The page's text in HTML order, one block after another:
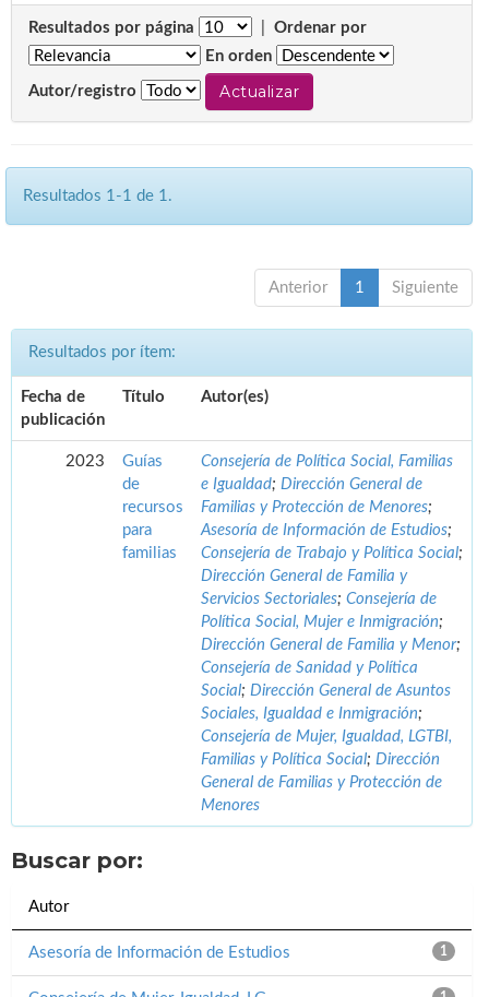
Resultados por página
Ordenar por
En orden
Autor/registro
Resultados 1-1 de 1.
Anterior 1 Siguiente
Resultados por ítem:
Fecha de
publicación
Título Autor(es)
2023
Guías
de
recursos
para
familias
Consejería de Política Social, Familias
e Igualdad; Dirección General de
Familias y Protección de Menores;
Asesoría de Información de Estudios;
Consejería de Trabajo y Política Social;
Dirección General de Familia y
Servicios Sectoriales; Consejería de
Política Social, Mujer e Inmigración;
Dirección General de Familia y Menor;
Consejería de Sanidad y Política
Social; Dirección General de Asuntos
Sociales, Igualdad e Inmigración;
Consejería de Mujer, Igualdad, LGTBI,
Familias y Política Social; Dirección
General de Familias y Protección de
Menores
Buscar por:
Autor
1
Asesoría de Información de Estudios